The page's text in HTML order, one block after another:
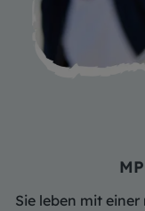
Sie leben mit